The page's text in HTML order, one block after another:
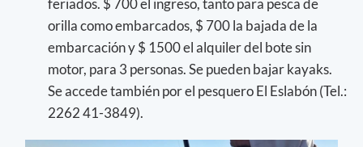
feriados. $ 700 el ingreso, tanto para pesca de
orilla como embarcados, $ 700 la bajada de la
embarcación y $ 1500 el alquiler del bote sin
motor, para 3 personas. Se pueden bajar kayaks.
Se accede también por el pesquero El Eslabón (Tel.:
2262 41-3849).